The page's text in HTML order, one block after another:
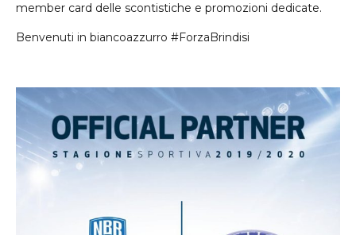
member card delle scontistiche e promozioni dedicate.
Benvenuti in biancoazzurro #ForzaBrindisi